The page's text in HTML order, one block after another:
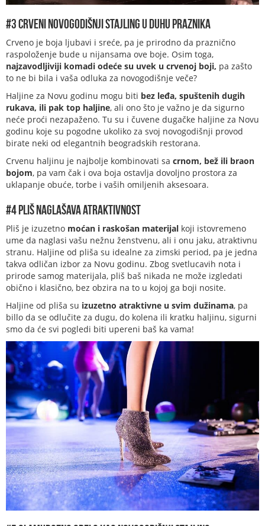
#3 Crveni novogodišnji stajling u duhu praznika
Crveno je boja ljubavi i sreće, pa je prirodno da praznično
raspoloženje bude u nijansama ove boje. Osim toga,
najzavodljiviji komadi odeće su uvek u crvenoj boji, pa zašto
to ne bi bila i vaša odluka za novogodišnje veče?
Haljine za Novu godinu mogu biti bez leđa, spuštenih dugih
rukava, ili pak top haljine, ali ono što je važno je da sigurno
neće proći nezapaženo. Tu su i čuvene dugačke haljine za Novu
godinu koje su pogodne ukoliko za svoj novogodišnji provod
birate neki od elegantnih beogradskih restorana.
Crvenu haljinu je najbolje kombinovati sa crnom, bež ili braon
bojom, pa vam čak i ova boja ostavlja dovoljno prostora za
uklapanje obuće, torbe i vaših omiljenih aksesoara.
#4 Pliš naglašava atraktivnost
Pliš je izuzetno moćan i raskošan materijal koji istovremeno
ume da naglasi vašu nežnu ženstvenu, ali i onu jaku, atraktivnu
stranu. Haljine od pliša su idealne za zimski period, pa je jedna
takva odličan izbor za Novu godinu. Zbog svetlucavih nota i
prirode samog materijala, pliš baš nikada ne može izgledati
obično i klasično, bez obzira na to u kojoj ga boji nosite.
Haljine od pliša su izuzetno atraktivne u svim dužinama, pa
billo da se odlučite za dugu, do kolena ili kratku haljinu, sigurni
smo da će svi pogledi biti upereni baš ka vama!